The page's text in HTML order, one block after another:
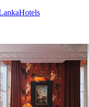
Hotels